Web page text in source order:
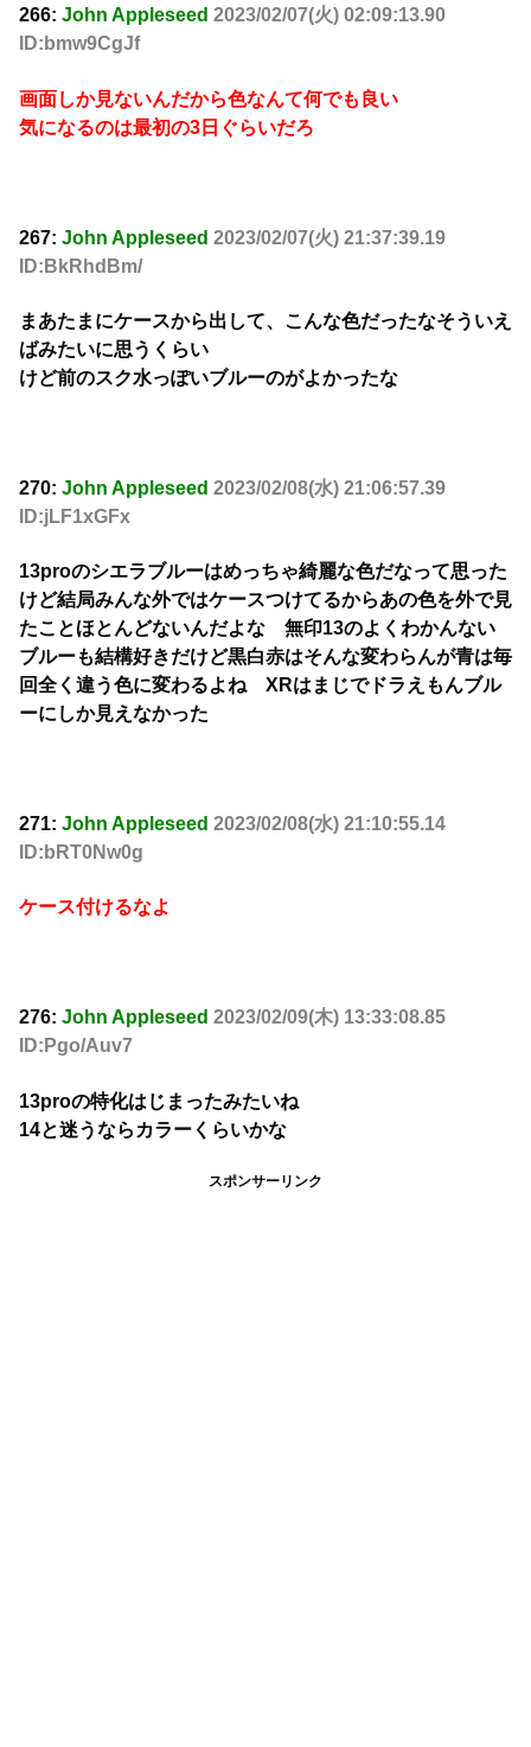
266: John Appleseed 2023/02/07(火) 02:09:13.90
ID:bmw9CgJf
画面しか見ないんだから色なんて何でも良い
気になるのは最初の3日ぐらいだろ
267: John Appleseed 2023/02/07(火) 21:37:39.19
ID:BkRhdBm/
まあたまにケースから出して、こんな色だったなそういえ
ばみたいに思うくらい
けど前のスク水っぽいブルーのがよかったな
270: John Appleseed 2023/02/08(水) 21:06:57.39
ID:jLF1xGFx
13proのシエラブルーはめっちゃ綺麗な色だなって思った
けど結局みんな外ではケースつけてるからあの色を外で見
たことほとんどないんだよな 無印13のよくわかんない
ブルーも結構好きだけど黒白赤はそんな変わらんが青は毎
回全く違う色に変わるよね XRはまじでドラえもんブル
ーにしか見えなかった
271: John Appleseed 2023/02/08(水) 21:10:55.14
ID:bRT0Nw0g
ケース付けるなよ
276: John Appleseed 2023/02/09(木) 13:33:08.85
ID:Pgo/Auv7
13proの特化はじまったみたいね
14と迷うならカラーくらいかな
スポンサーリンク